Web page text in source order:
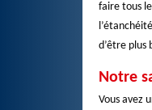
faire tous
d’être
Notre
Vous avez